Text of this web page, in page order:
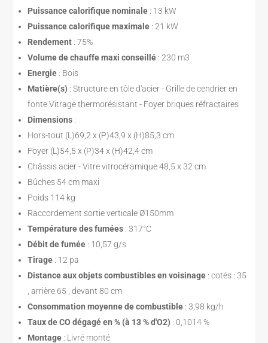
était :
1069,00 €.
est :
769,00 €.
Puissance calorifique nominale : 13 kW
Puissance calorifique maximale : 21 kW
Rendement : 75%
Volume de chauffe maxi conseillé : 230 m3
Energie : Bois
Matière(s) : Structure en tôle d'acier - Grille de cendrier en
fonte Vitrage thermorésistant - Foyer briques réfractaires
Dimensions :
Hors-tout (L)69,2 x (P)43,9 x (H)85,3 cm
Foyer (L)54,5 x (P)34 x (H)42,4 cm
Châssis acier - Vitre vitrocéramique 48,5 x 32 cm
Bûches 54 cm maxi
Poids 114 kg
Raccordement sortie verticale Ø150mm
Température des fumées : 317°C
Débit de fumée : 10,57 g/s
Tirage : 12 pa
Distance aux objets combustibles en voisinage : cotés : 35
, arrière 65 , devant 80 cm
Consommation moyenne de combustible : 3,98 kg/h
Taux de CO dégagé en % (à 13 % d'O2) : 0,1014 %
Montage : Livré monté